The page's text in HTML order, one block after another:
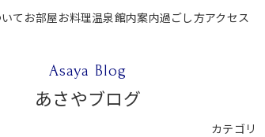
てお部屋お料理温泉館内案内過ごし方アクセス
Asaya Blog
あさやブログ
カテゴリ